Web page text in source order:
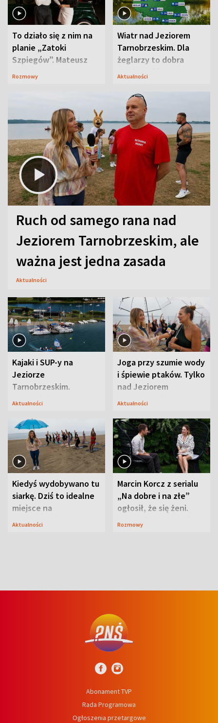
To działo się z nim na
planie „Zatoki
Szpiegów”. Mateusz
Janicki odsłonił
Rozmowy
Wiatr nad Jeziorem
Tarnobrzeskim. Dla
żeglarzy to dobra
wiadomość
Aktualności
Ruch od samego rana nad
Jeziorem Tarnobrzeskim, ale
ważna jest jedna zasada
Aktualności
Kajaki i SUP-y na
Jeziorze
Tarnobrzeskim.
Przyrodnicy zwracają
Aktualności
Joga przy szumie wody
i śpiewie ptaków. Tylko
nad Jeziorem
Tarnobrzeskim
Aktualności
Kiedyś wydobywano tu
siarkę. Dziś to idealne
miejsce na
wypoczynek
Aktualności
Marcin Korcz z serialu
„Na dobre i na złe”
ogłosił, że się żeni.
Zdradził, co zmienił
Rozmowy
Abonament TVP
Rada Programowa
Ogłoszenia przetargowe